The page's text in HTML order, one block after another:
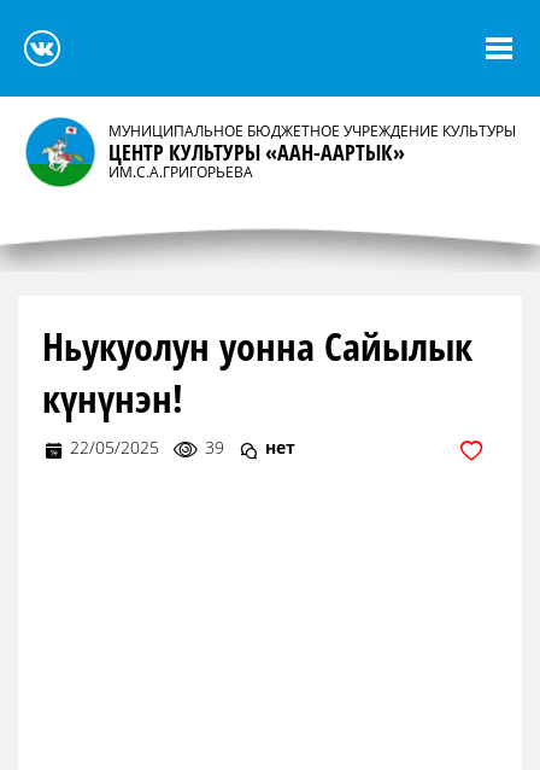
МУНИЦИПАЛЬНОЕ БЮДЖЕТНОЕ УЧРЕЖДЕНИЕ КУЛЬТУРЫ
ЦЕНТР КУЛЬТУРЫ «ААН-ААРТЫК»
ИМ.С.А.ГРИГОРЬЕВА
Ньукуолун уонна Сайылык
күнүнэн!
22/05/2025 39 нет